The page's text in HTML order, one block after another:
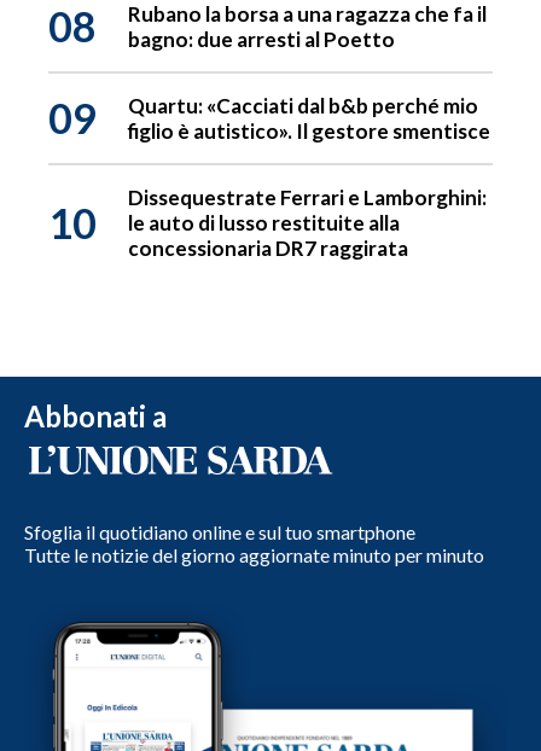
08
Rubano la borsa a una ragazza che fa il
bagno: due arresti al Poetto
09
Quartu: «Cacciati dal b&b perché mio
figlio è autistico». Il gestore smentisce
10
Dissequestrate Ferrari e Lamborghini:
le auto di lusso restituite alla
concessionaria DR7 raggirata
Abbonati a
Sfoglia il quotidiano online e sul tuo smartphone
Tutte le notizie del giorno aggiornate minuto per minuto